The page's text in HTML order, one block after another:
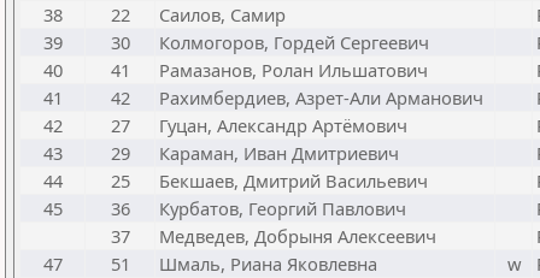
38
22 Саилов, Самир
39
30 Колмогоров, Гордей Сергеевич
40
41 Рамазанов, Ролан Ильшатович
41
42 Рахимбердиев, Азрет-Али Арманович
42
27 Гуцан, Александр Артёмович
43
29 Караман, Иван Дмитриевич
44
25 Бекшаев, Дмитрий Васильевич
45
36 Курбатов, Георгий Павлович
37
Медведев, Добрыня Алексеевич
47
51 Шмаль, Риана Яковлевна w